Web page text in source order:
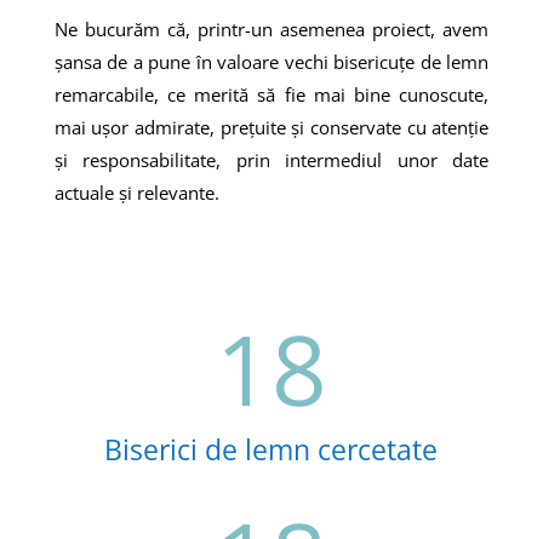
Ne bucurăm că, printr-un asemenea proiect, avem
șansa de a pune în valoare vechi bisericuțe de lemn
remarcabile, ce merită să fie mai bine cunoscute,
mai ușor admirate, prețuite și conservate cu atenție
și responsabilitate, prin intermediul unor date
actuale și relevante.
18
Biserici de lemn cercetate